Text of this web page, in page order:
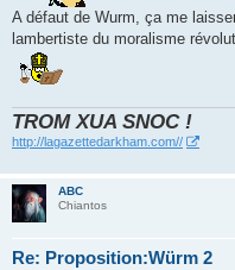
A défaut de Wurm, ça me
lambertiste du moralisme
TROM XUA SNOC !
http://lagazettedarkham.com//
ABC
Chiantos
Re: Proposition:Würm 2